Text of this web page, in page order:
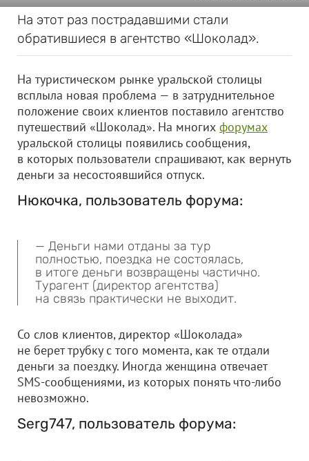
На этот раз пострадавшими стали
обратившиеся в агентство «Шоколад».
На туристическом рынке уральской столицы
всплыла новая проблема — в затруднительное
положение своих клиентов поставило агентство
путешествий «Шоколад». На многих форумах
уральской столицы появились сообщения,
в которых пользователи спрашивают, как вернуть
деньги за несостоявшийся отпуск.
Нюкочка, пользователь форума:
— Деньги нами отданы за тур
полностью, поездка не состоялась,
в итоге деньги возвращены частично.
Турагент (директор агентства)
на связь практически не выходит.
Со слов клиентов, директор «Шоколада»
не берет трубку с того момента, как те отдали
деньги за поездку. Иногда женщина отвечает
SMS-сообщениями, из которых понять что-либо
невозможно.
Serg747, пользователь форума: